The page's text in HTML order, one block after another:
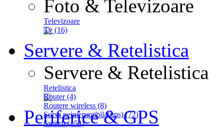
Foto & Televizoare
Televizoare
Tv (16)
Servere & Retelistica
Servere & Retelistica
Retelistica
Router (4)
Routere wireless (8)
Sursa neinteruptibila(ups) (72)
Switch (154)
Periferice & GPS